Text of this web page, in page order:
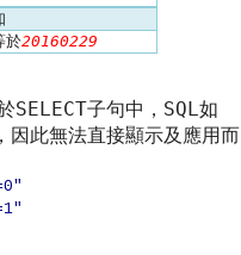
於20160229
SELECT子句中， SQL如
，因此無法直接顯示及應用而